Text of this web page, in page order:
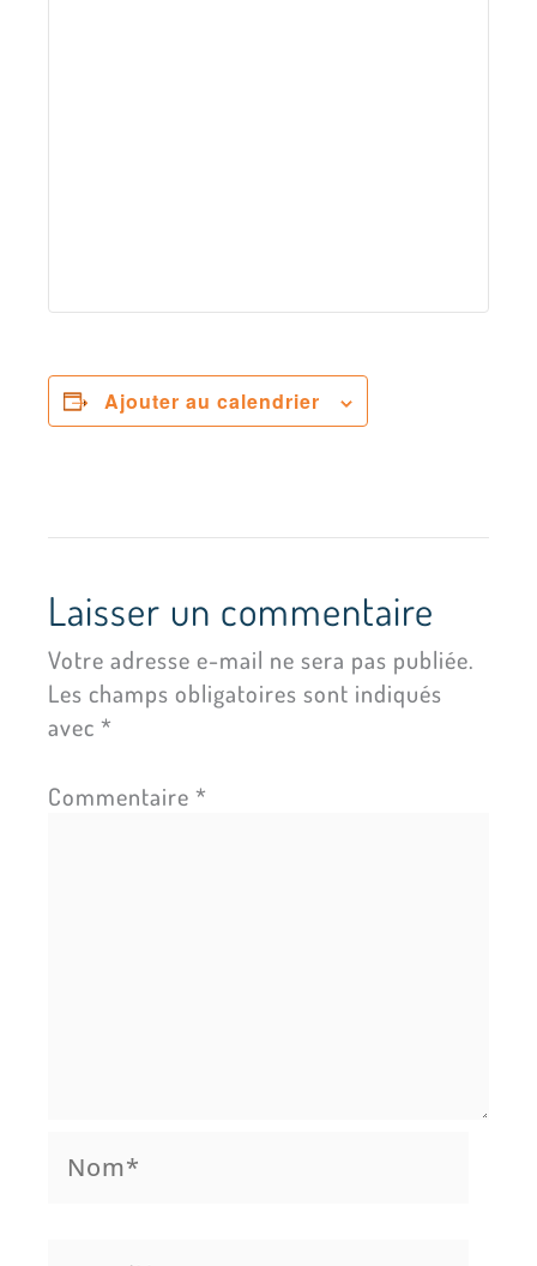
Ajouter au calendrier
Laisser un commentaire
Votre adresse e-mail ne sera pas publiée.
Les champs obligatoires sont indiqués
avec *
Commentaire *